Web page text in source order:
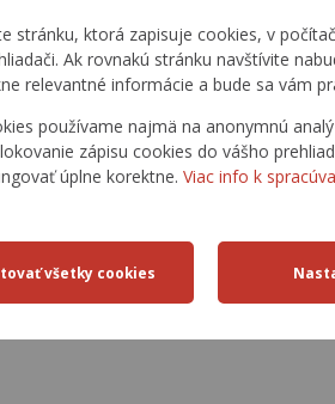
stránku, ktorá zapisuje cookies, v
Ak rovnakú stránku navštívite
relevantné informácie a bude sa vám
používame najmä na anonymnú
zápisu cookies do vášho
úplne korektne. Viac info k